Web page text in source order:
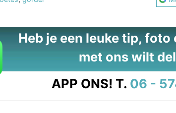
Heb je een leuke tip, foto
met ons wilt
APP ONS! T. 06 -